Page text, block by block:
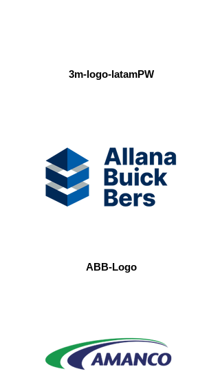
3m-logo-latamPW
ABB-Logo